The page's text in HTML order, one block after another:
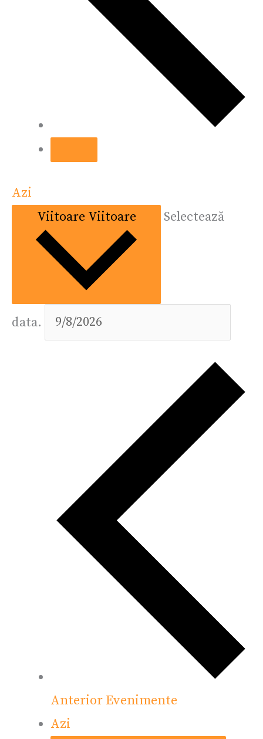
Azi
Viitoare Viitoare Selectează
data.
Anterior Evenimente
Azi